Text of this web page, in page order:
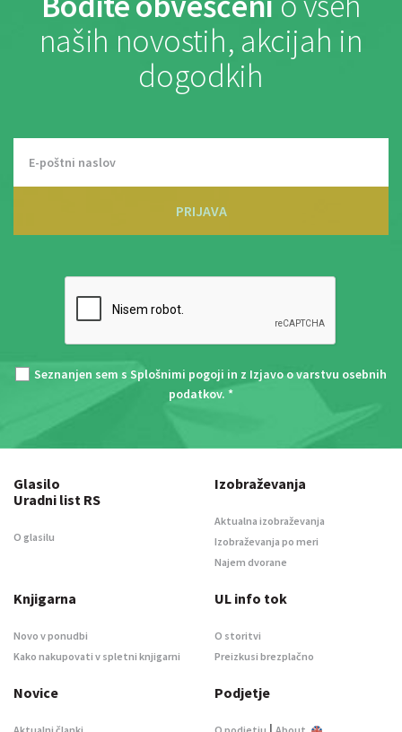
naših novostih, akcijah in
dogodkih
PRIJAVA
Seznanjen sem s Splošnimi pogoji in z Izjavo o varstvu osebnih
podatkov. *
Glasilo
Uradni list RS
O glasilu
Izobraževanja
Aktualna izobraževanja
Izobraževanja po meri
Najem dvorane
Knjigarna
Novo v ponudbi
Kako nakupovati v spletni knjigarni
UL info tok
O storitvi
Preizkusi brezplačno
Novice Podjetje